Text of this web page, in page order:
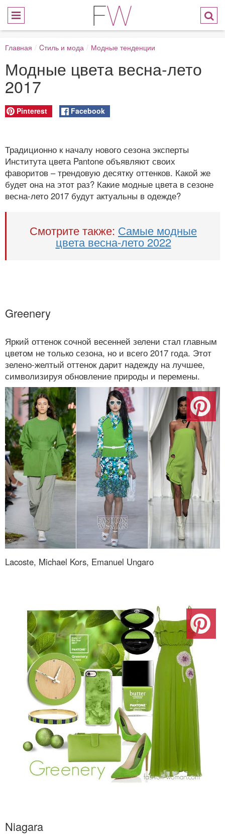
Главная / Cтиль и мода / Модные тенденции
Модные цвета весна-лето
2017
Pinterest Facebook
Традиционно к началу нового сезона эксперты
Института цвета Pantone объявляют своих
фаворитов – трендовую десятку оттенков. Какой же
будет она на этот раз? Какие модные цвета в сезоне
весна-лето 2017 будут актуальны в одежде?
Смотрите также: Самые модные
цвета весна-лето 2022
Greenery
Яркий оттенок сочной весенней зелени стал главным
цветом не только сезона, но и всего 2017 года. Этот
зелено-желтый оттенок дарит надежду на лучшее,
символизируя обновление природы и перемены.
Lacoste, Michael Kors, Emanuel Ungaro
Niagara